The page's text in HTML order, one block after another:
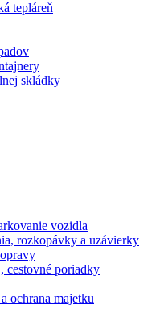
tepláreň
skládky
vozidla
rozkopávky a uzávierky
cestovné poriadky
ochrana majetku